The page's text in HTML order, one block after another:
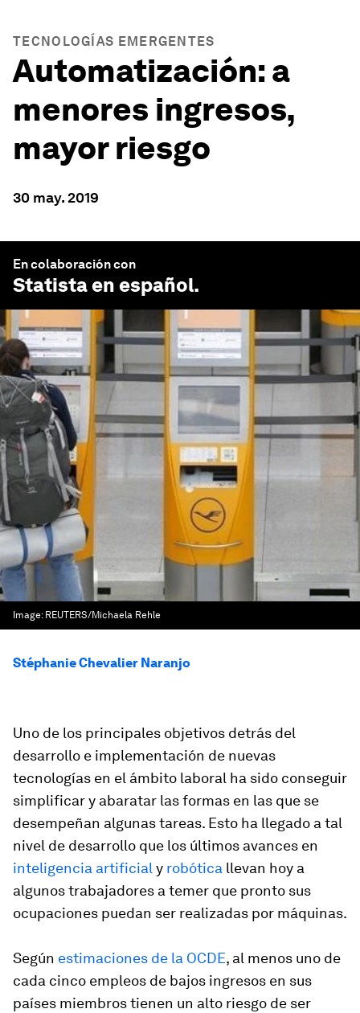
TECNOLOGÍAS EMERGENTES
Automatización: a
menores ingresos,
mayor riesgo
30 may. 2019
En colaboración con
Statista en español.
Image: REUTERS/Michaela Rehle
Stéphanie Chevalier Naranjo
Uno de los principales objetivos detrás del
desarrollo e implementación de nuevas
tecnologías en el ámbito laboral ha sido conseguir
simplificar y abaratar las formas en las que se
desempeñan algunas tareas. Esto ha llegado a tal
nivel de desarrollo que los últimos avances en
inteligencia artificial y robótica llevan hoy a
algunos trabajadores a temer que pronto sus
ocupaciones puedan ser realizadas por máquinas.
Según estimaciones de la OCDE, al menos uno de
cada cinco empleos de bajos ingresos en sus
países miembros tienen un alto riesgo de ser